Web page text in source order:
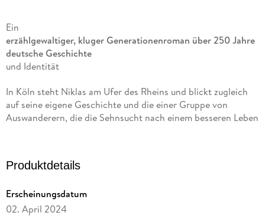
Ein
erzählgewaltiger, kluger Generationenroman über 250 Jahre
deutsche Geschichte
und Identität
In Köln steht Niklas am Ufer des Rheins und blickt zugleich
auf seine eigene Geschichte und die einer Gruppe von
Auswanderern, die die Sehnsucht nach einem besseren Leben
anderen Frau? Und kann er seinem kleinen Sohn Lewin
trotzdem ein guter Vater sein? In der Geschichte seiner
Produktdetails
Erscheinungsdatum
02. April 2024